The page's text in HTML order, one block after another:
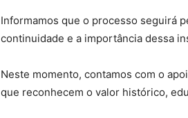
Informamos que o processo seguirá
continuidade e a importância dessa
Neste momento, contamos com o
que reconhecem o valor histórico,